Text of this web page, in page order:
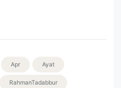
Apr Ayat
RahmanTadabbur